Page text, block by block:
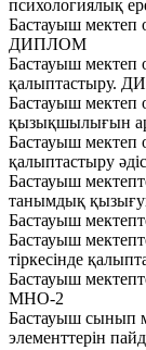
психологиялық
Бастауыш мектеп
ДИПЛОМ
Бастауыш мектеп
қалыптастыру.
Бастауыш
қызықшылығын
Бастауыш
қалыптастыру
Бастауыш
танымдық
Бастауыш
Бастауыш
тіркесінде
Бастауыш
МНО-2
Бастауыш сынып
элементтерін